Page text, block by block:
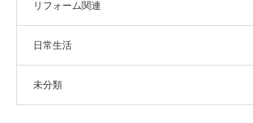
リフォーム関連
日常生活
未分類